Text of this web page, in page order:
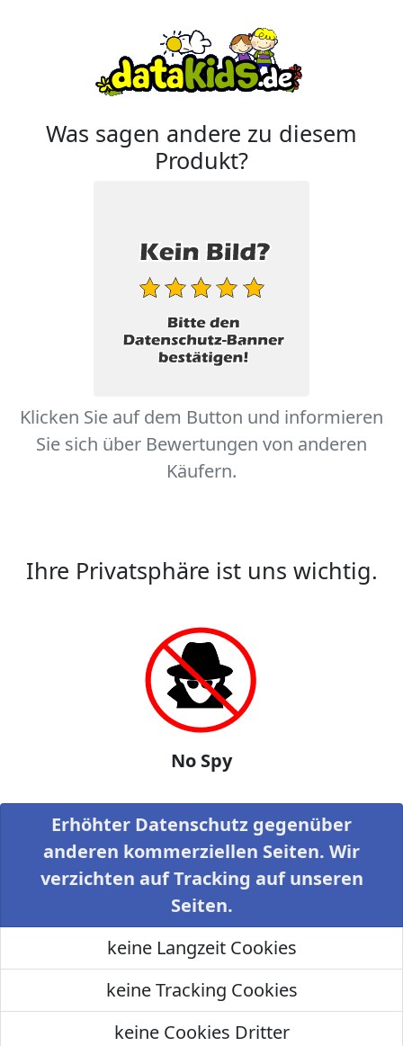
Was sagen andere zu diesem
Produkt?
Klicken Sie auf dem Button und informieren
Sie sich über Bewertungen von anderen
Käufern.
Ihre Privatsphäre ist uns wichtig.
No Spy
Erhöhter Datenschutz gegenüber
anderen kommerziellen Seiten. Wir
verzichten auf Tracking auf unseren
Seiten.
keine Langzeit Cookies
keine Tracking Cookies
keine Cookies Dritter